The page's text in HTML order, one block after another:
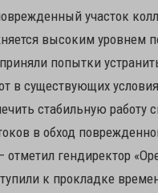
участок
высоким уровнем
попытки
в существующих
стабильную работу
в обход
гендиректор
к прокладке